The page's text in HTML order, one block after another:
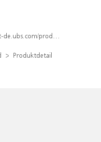
detail/index/isin/DE000WA875J9
Produktdetail